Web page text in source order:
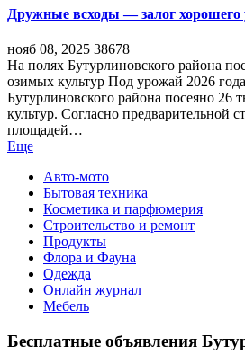
Дружные всходы — залог хорошего
нояб 08, 2025 38678
На полях Бутурлиновского района
озимых культур Под урожай 2026
Бутурлиновского района посеяно 26
культур. Согласно предварительной
площадей…
Еще
Авто-мото
Бытовая техника
Косметика и парфюмерия
Строительство и ремонт
Продукты
Флора и Фауна
Одежда
Онлайн журнал
Мебель
Бесплатные объявления